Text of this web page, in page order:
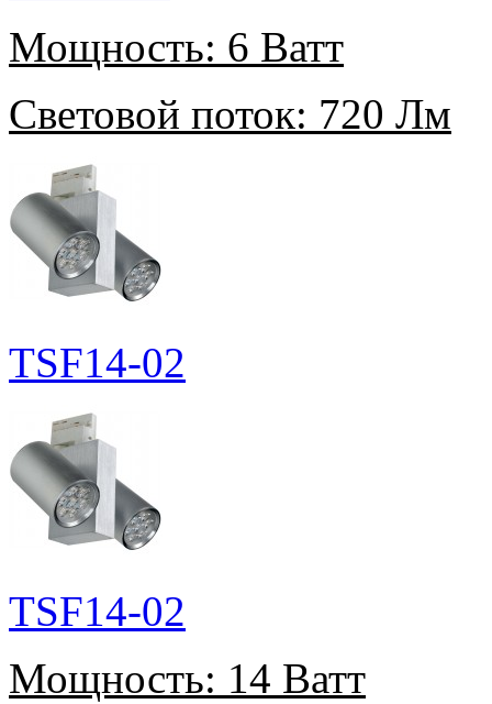
Мощность: 6 Ватт
Световой поток: 720 Лм
TSF14-02
TSF14-02
Мощность: 14 Ватт